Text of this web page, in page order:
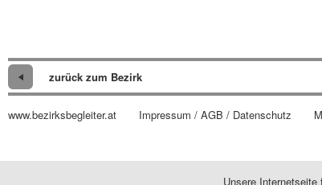
zurück zum Bezirk
www.bezirksbegleiter.at Impressum / AGB / Datenschutz
Unsere